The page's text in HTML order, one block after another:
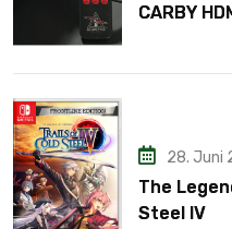
CARBY
28. Juni
The
Steel IV